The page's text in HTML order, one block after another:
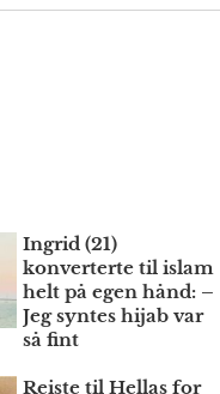
Ingrid (21)
konverterte til islam
helt på egen hånd: –
Jeg syntes hijab var
så fint
Reiste til Hellas for